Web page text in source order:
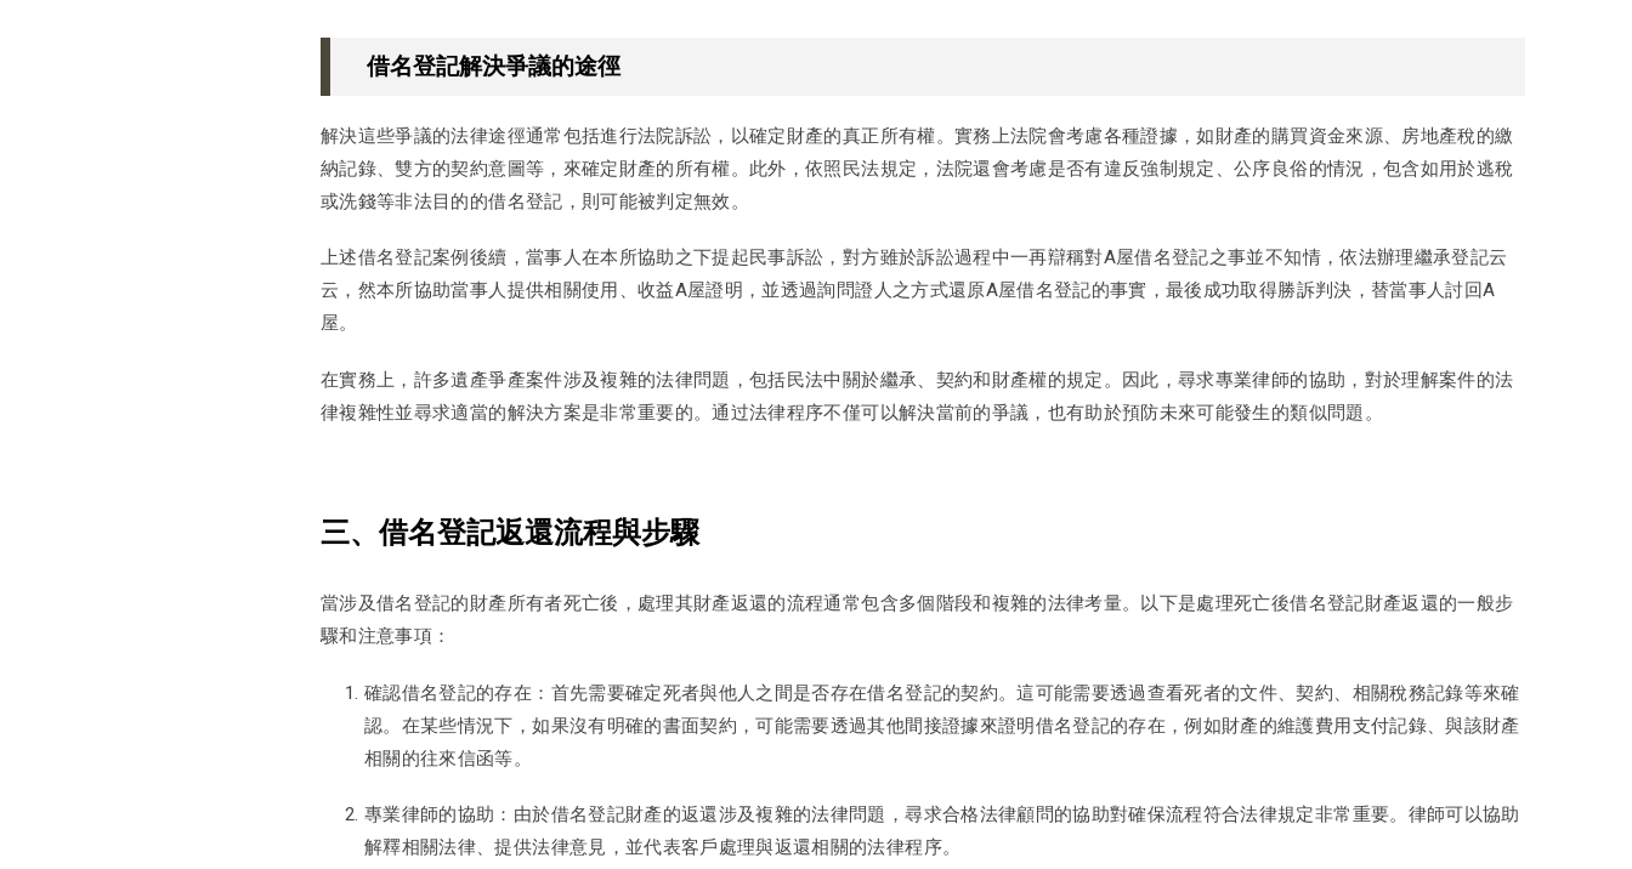
借名登記解決爭議的途徑
解決這些爭議的法律途徑通常包括進行法院訴訟，以確定財產的真正所有權。實務上法院會考慮各種證據，如財產的購買資金來源、房地產稅的繳
納記錄、雙方的契約意圖等，來確定財產的所有權。此外，依照民法規定，法院還會考慮是否有違反強制規定、公序良俗的情況，包含如用於逃稅
或洗錢等非法目的的借名登記，則可能被判定無效。
上述借名登記案例後續，當事人在本所協助之下提起民事訴訟，對方雖於訴訟過程中一再辯稱對A屋借名登記之事並不知情，依法辦理繼承登記云
云，然本所協助當事人提供相關使用、收益A屋證明，並透過詢問證人之方式還原A屋借名登記的事實，最後成功取得勝訴判決，替當事人討回A
屋。
在實務上，許多遺產爭產案件涉及複雜的法律問題，包括民法中關於繼承、契約和財產權的規定。因此，尋求專業律師的協助，對於理解案件的法
律複雜性並尋求適當的解決方案是非常重要的。通过法律程序不僅可以解決當前的爭議，也有助於預防未來可能發生的類似問題。
三、借名登記返還流程與步驟
當涉及借名登記的財產所有者死亡後，處理其財產返還的流程通常包含多個階段和複雜的法律考量。以下是處理死亡後借名登記財產返還的一般步
驟和注意事項：
確認借名登記的存在：首先需要確定死者與他人之間是否存在借名登記的契約。這可能需要透過查看死者的文件、契約、相關稅務記錄等來確
認。在某些情況下，如果沒有明確的書面契約，可能需要透過其他間接證據來證明借名登記的存在，例如財產的維護費用支付記錄、與該財產
相關的往來信函等。
專業律師的協助：由於借名登記財產的返還涉及複雜的法律問題，尋求合格法律顧問的協助對確保流程符合法律規定非常重要。律師可以協助
解釋相關法律、提供法律意見，並代表客戶處理與返還相關的法律程序。